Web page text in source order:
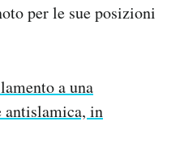
per le sue posizioni
a una
antislamica, in